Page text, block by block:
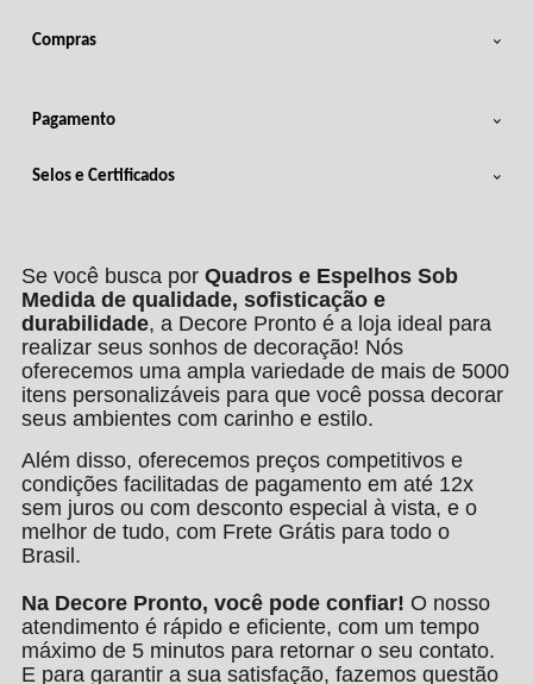
Compras
Pagamento
Selos e Certificados
Se você busca por Quadros e Espelhos Sob
Medida de qualidade, sofisticação e
durabilidade, a Decore Pronto é a loja ideal para
realizar seus sonhos de decoração! Nós
oferecemos uma ampla variedade de mais de 5000
itens personalizáveis para que você possa decorar
seus ambientes com carinho e estilo.
Além disso, oferecemos preços competitivos e
condições facilitadas de pagamento em até 12x
sem juros ou com desconto especial à vista, e o
melhor de tudo, com Frete Grátis para todo o
Brasil.
Na Decore Pronto, você pode confiar! O nosso
atendimento é rápido e eficiente, com um tempo
máximo de 5 minutos para retornar o seu contato.
E para garantir a sua satisfação, fazemos questão